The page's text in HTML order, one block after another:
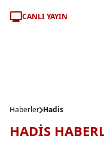
CANLI YAYIN
Haberler Hadis
HADİS